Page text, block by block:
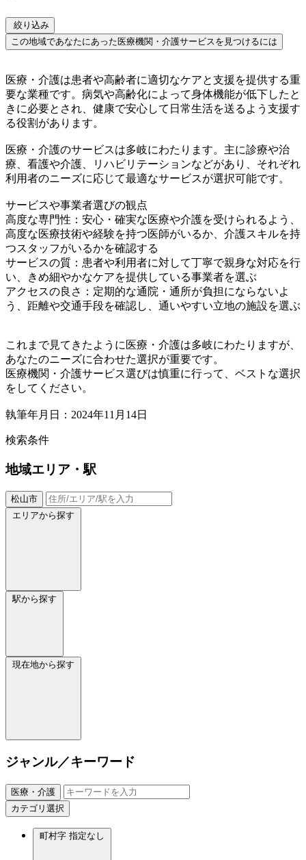
絞り込み
この地域であなたにあった医療機関・介護サービスを見つけるには
医療・介護は患者や高齢者に適切なケアと支援を提供する重
要な業種です。病気や高齢化によって身体機能が低下したと
きに必要とされ、健康で安心して日常生活を送るよう支援す
る役割があります。
医療・介護のサービスは多岐にわたります。主に診療や治
療、看護や介護、リハビリテーションなどがあり、それぞれ
利用者のニーズに応じて最適なサービスが選択可能です。
サービスや事業者選びの観点
高度な専門性：安心・確実な医療や介護を受けられるよう、
高度な医療技術や経験を持つ医師がいるか、介護スキルを持
つスタッフがいるかを確認する
サービスの質：患者や利用者に対して丁寧で親身な対応を行
い、きめ細やかなケアを提供している事業者を選ぶ
アクセスの良さ：定期的な通院・通所が負担にならないよ
う、距離や交通手段を確認し、通いやすい立地の施設を選ぶ
これまで見てきたように医療・介護は多岐にわたりますが、
あなたのニーズに合わせた選択が重要です。
医療機関・介護サービス選びは慎重に行って、ベストな選択
をしてください。
執筆年月日：2024年11月14日
検索条件
地域エリア・駅
松山市
エリアから探す
駅から探す
現在地から探す
ジャンル／キーワード
医療・介護
カテゴリ選択
町村字 指定なし